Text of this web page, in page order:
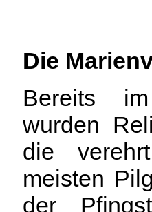
Die
Bereits
wurden
die
meisten
der